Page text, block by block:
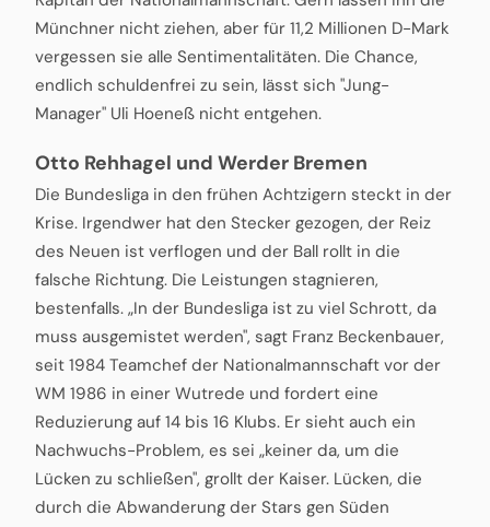
Münchner nicht ziehen, aber für 11,2 Millionen D-Mark
vergessen sie alle Sentimentalitäten. Die Chance,
endlich schuldenfrei zu sein, lässt sich "Jung-
Manager" Uli Hoeneß nicht entgehen.
Otto Rehhagel und Werder Bremen
Die Bundesliga in den frühen Achtzigern steckt in der
Krise. Irgendwer hat den Stecker gezogen, der Reiz
des Neuen ist verflogen und der Ball rollt in die
falsche Richtung. Die Leistungen stagnieren,
bestenfalls. „In der Bundesliga ist zu viel Schrott, da
muss ausgemistet werden", sagt Franz Beckenbauer,
seit 1984 Teamchef der Nationalmannschaft vor der
WM 1986 in einer Wutrede und fordert eine
Reduzierung auf 14 bis 16 Klubs. Er sieht auch ein
Nachwuchs-Problem, es sei „keiner da, um die
Lücken zu schließen", grollt der Kaiser. Lücken, die
durch die Abwanderung der Stars gen Süden